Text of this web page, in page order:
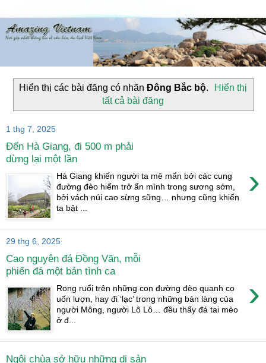
Hiển thị các bài đăng có nhãn Đông Bắc bộ.
Hiển thị
tất cả bài đăng
1 thg 7, 2025
Đến Hà Giang, đi 500 m phải
dừng lại một lần
›
Hà Giang khiến người ta mê mẩn bởi các cung
đường đèo hiểm trở ẩn mình trong sương sớm,
bởi vách núi cao sừng sững… nhưng cũng khiến
ta bật ...
29 thg 6, 2025
Cao nguyên đá Đồng Văn, mỗi
phiến đá một bản tình ca
›
Rong ruổi trên những con đường đèo quanh co
uốn lượn, hay đi ‘lạc’ trong những bản làng của
người Mông, người Lô Lô… đều thấy đá tai mèo
ở đ...
Ngôi chùa sở hữu những di sản